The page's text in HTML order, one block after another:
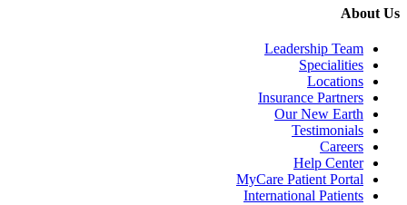
About Us
Leadership Team
Specialities
Locations
Insurance Partners
Our New Earth
Testimonials
Careers
Help Center
MyCare Patient Portal
International Patients